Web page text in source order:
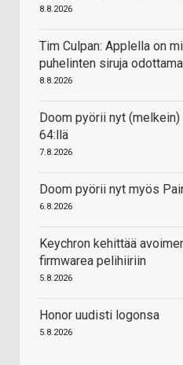
8.8.2026
Tim Culpan: Applella on
puhelinten siruja
8.8.2026
Doom pyörii nyt
64:llä
7.8.2026
Doom pyörii nyt myös
6.8.2026
Keychron kehittää
firmwarea pelihiiriin
5.8.2026
Honor uudisti logonsa
5.8.2026